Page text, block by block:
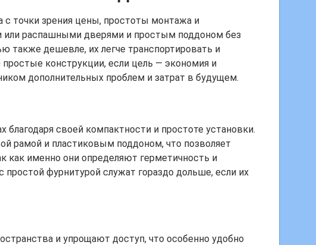
точки зрения цены, простоты монтажа и
или распашными дверями и простым поддоном без
также дешевле, их легче транспортировать и
конструкции, если цель — экономия и
дополнительных проблем и затрат в будущем.
своей компактности и простоте установки.
рамой и пластиковым поддоном, что позволяет
как именно они определяют герметичность и
фурнитурой служат гораздо дольше, если их
и упрощают доступ, что особенно удобно